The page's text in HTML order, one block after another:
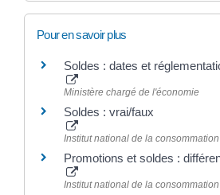
Pour en savoir plus
Soldes : dates et
Ministère chargé de l'économie
Soldes : vrai/faux
Institut national de la
Promotions et soldes :
Institut national de la